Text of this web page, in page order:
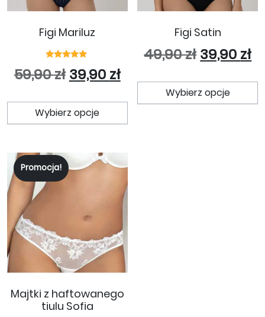
Figi Mariluz
5.00
na 5
59,90zł Pierwotna cena wynosiła:
39,90 złAktualna cena
Wybierz opcje
Ten produkt ma wiele
Figi Satin
49,90zł 39,90 zł
Wybierz opcje
Promocja!
Majtki z haftowanego
tiulu Sofia